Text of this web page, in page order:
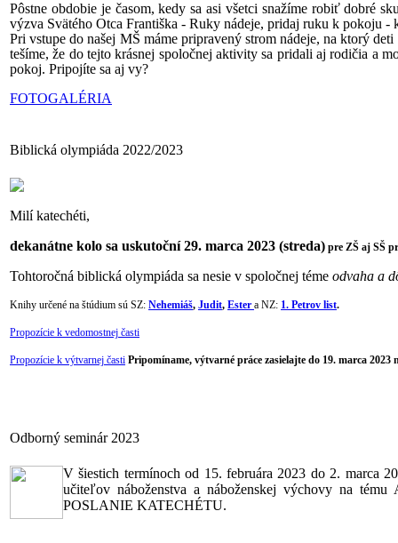
Pôstne obdobie je časom, kedy sa asi všetci snažíme robiť dobré
výzva Svätého Otca Františka - Ruky nádeje, pridaj ruku k pokoju
Pri vstupe do našej MŠ máme pripravený strom nádeje, na ktorý
tešíme, že do tejto krásnej spoločnej aktivity sa pridali aj rodičia a
pokoj. Pripojíte sa aj vy?
FOTOGALÉRIA
Biblická olympiáda 2022/2023
Milí katechéti,
dekanátne kolo sa uskutoční 29. marca 2023 (streda) pre ZŠ aj SŠ
Tohtoročná biblická olympiáda sa nesie v spoločnej téme odvaha a
Knihy určené na štúdium sú SZ: Nehemiáš, Judit, Ester a NZ: 1. Petrov list.
Propozície k vedomostnej časti
Propozície k výtvarnej časti Pripomíname, výtvarné práce zasielajte do 19. marca
Odborný seminár 2023
V šiestich termínoch od 15. februára 2023 do 2. marca
učiteľov náboženstva a náboženskej výchovy na
POSLANIE KATECHÉTU.